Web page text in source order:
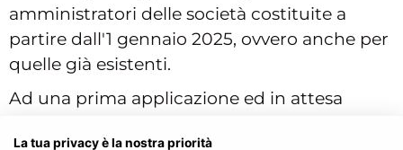
amministratori delle società costituite a
partire dall'1 gennaio 2025, ovvero anche per
quelle già esistenti.
Ad una prima applicazione ed in attesa
La tua privacy è la nostra priorità